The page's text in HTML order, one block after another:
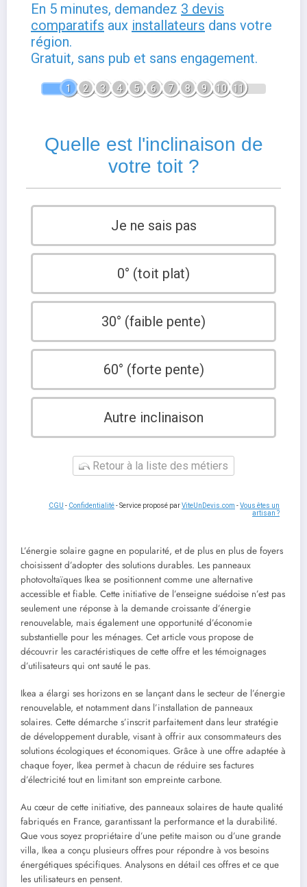
En 5 minutes, demandez 3 devis
comparatifs aux installateurs dans votre
région.
Gratuit, sans pub et sans engagement.
1 2 3 4 5 6 7 8 9 10 11
Quelle est l'inclinaison de
votre toit ?
Je ne sais pas
0° (toit plat)
30° (faible pente)
60° (forte pente)
Autre inclinaison
Retour à la liste des métiers
CGU - Confidentialité- Service proposé parViteUnDevis.com -Vous êtes un
artisan ?
L’énergie solaire gagne en popularité, et de plus en plus de foyers
choisissent d’adopter des solutions durables. Les panneaux
photovoltaïques Ikea se positionnent comme une alternative
accessible et fiable. Cette initiative de l’enseigne suédoise n’est pas
seulement une réponse à la demande croissante d’énergie
renouvelable, mais également une opportunité d’économie
substantielle pour les ménages. Cet article vous propose de
découvrir les caractéristiques de cette offre et les témoignages
d’utilisateurs qui ont sauté le pas.
Ikea a élargi ses horizons en se lançant dans le secteur de l’énergie
renouvelable, et notamment dans l’installation de panneaux
solaires. Cette démarche s’inscrit parfaitement dans leur stratégie
de développement durable, visant à offrir aux consommateurs des
solutions écologiques et économiques. Grâce à une offre adaptée à
chaque foyer, Ikea permet à chacun de réduire ses factures
d’électricité tout en limitant son empreinte carbone.
Au cœur de cette initiative, des panneaux solaires de haute qualité
fabriqués en France, garantissant la performance et la durabilité.
Que vous soyez propriétaire d’une petite maison ou d’une grande
villa, Ikea a conçu plusieurs offres pour répondre à vos besoins
énergétiques spécifiques. Analysons en détail ces offres et ce que
les utilisateurs en pensent.